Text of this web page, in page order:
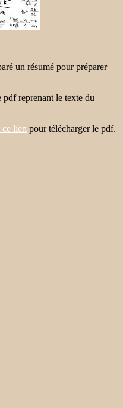
un résumé pour préparer
reprenant le texte du
ce lien pour télécharger le pdf.